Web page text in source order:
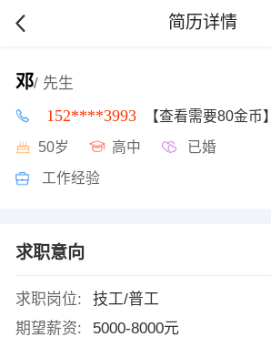
简历详情
邓/ 先生
152****3993 【查看需要80金币】
50岁 高中 已婚
工作经验
求职意向
求职岗位:
技工/普工
期望薪资:
5000-8000元